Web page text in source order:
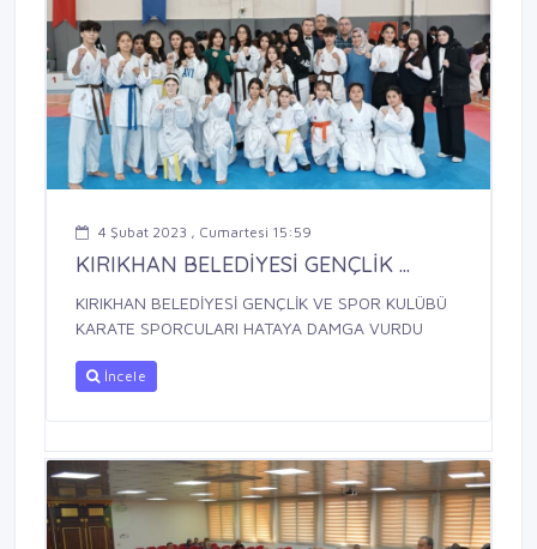
4 Şubat 2023 , Cumartesi 15:59
KIRIKHAN BELEDİYESİ GENÇLİK ...
KIRIKHAN BELEDİYESİ GENÇLİK VE SPOR KULÜBÜ
KARATE SPORCULARI HATAYA DAMGA VURDU
İncele